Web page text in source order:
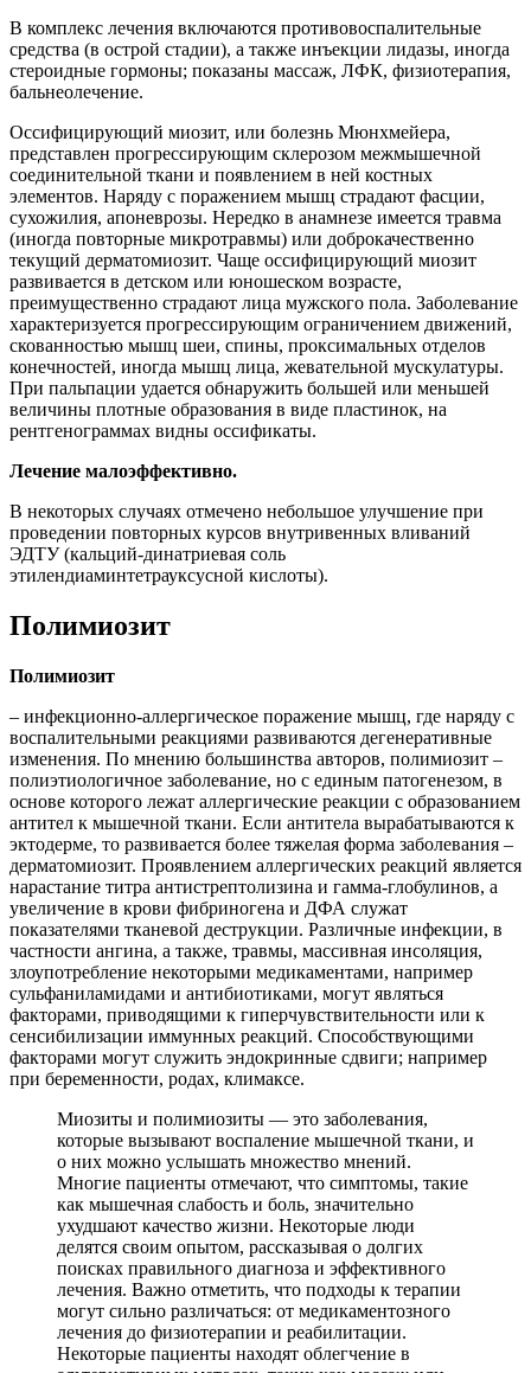
В комплекс лечения включаются противовоспалительные
средства (в острой стадии), а также инъекции лидазы, иногда
стероидные гормоны; показаны массаж, ЛФК, физиотерапия,
бальнеолечение.
Оссифицирующий миозит, или болезнь Мюнхмейера,
представлен прогрессирующим склерозом межмышечной
соединительной ткани и появлением в ней костных
элементов. Наряду с поражением мышц страдают фасции,
сухожилия, апоневрозы. Нередко в анамнезе имеется травма
(иногда повторные микротравмы) или доброкачественно
текущий дерматомиозит. Чаще оссифицирующий миозит
развивается в детском или юношеском возрасте,
преимущественно страдают лица мужского пола. Заболевание
характеризуется прогрессирующим ограничением движений,
скованностью мышц шеи, спины, проксимальных отделов
конечностей, иногда мышц лица, жевательной мускулатуры.
При пальпации удается обнаружить большей или меньшей
величины плотные образования в виде пластинок, на
рентгенограммах видны оссификаты.
Лечение малоэффективно.
В некоторых случаях отмечено небольшое улучшение при
проведении повторных курсов внутривенных вливаний
ЭДТУ (кальций-динатриевая соль
этилендиаминтетрауксусной кислоты).
Полимиозит
Полимиозит
– инфекционно-аллергическое поражение мышц, где наряду с
воспалительными реакциями развиваются дегенеративные
изменения. По мнению большинства авторов, полимиозит –
полиэтиологичное заболевание, но с единым патогенезом, в
основе которого лежат аллергические реакции с образованием
антител к мышечной ткани. Если антитела вырабатываются к
эктодерме, то развивается более тяжелая форма заболевания –
дерматомиозит. Проявлением аллергических реакций является
нарастание титра антистрептолизина и гамма-глобулинов, а
увеличение в крови фибриногена и ДФА служат
показателями тканевой деструкции. Различные инфекции, в
частности ангина, а также, травмы, массивная инсоляция,
злоупотребление некоторыми медикаментами, например
сульфаниламидами и антибиотиками, могут являться
факторами, приводящими к гиперчувствительности или к
сенсибилизации иммунных реакций. Способствующими
факторами могут служить эндокринные сдвиги; например
при беременности, родах, климаксе.
Миозиты и полимиозиты — это заболевания,
которые вызывают воспаление мышечной ткани, и
о них можно услышать множество мнений.
Многие пациенты отмечают, что симптомы, такие
как мышечная слабость и боль, значительно
ухудшают качество жизни. Некоторые люди
делятся своим опытом, рассказывая о долгих
поисках правильного диагноза и эффективного
лечения. Важно отметить, что подходы к терапии
могут сильно различаться: от медикаментозного
лечения до физиотерапии и реабилитации.
Некоторые пациенты находят облегчение в